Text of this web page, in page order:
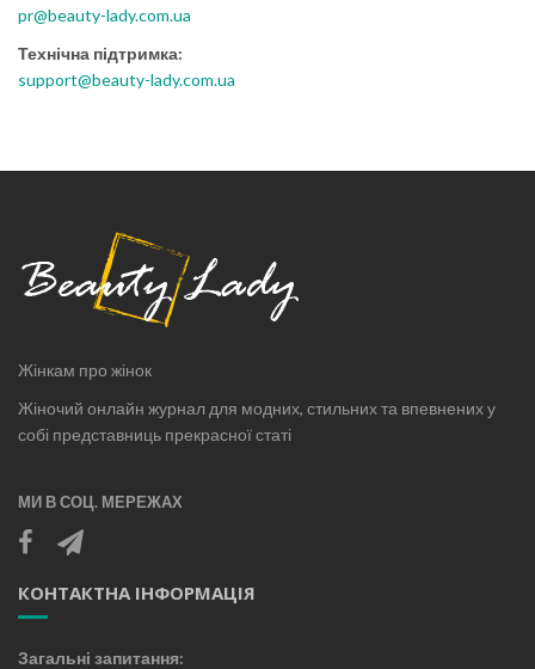
pr@beauty-lady.com.ua
Технічна підтримка:
support@beauty-lady.com.ua
Жінкам про жінок
Жіночий онлайн журнал для модних, стильних та впевнених у
собі представниць прекрасної статі
МИ В СОЦ. МЕРЕЖАХ
КОНТАКТНА ІНФОРМАЦІЯ
Загальні запитання: